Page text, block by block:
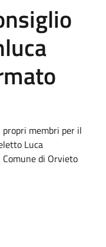
propri membri per il
Luca
di Orvieto